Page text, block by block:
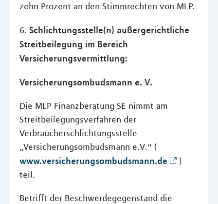
zehn Prozent an den Stimmrechten von MLP.
6. Schlichtungsstelle(n) außergerichtliche
Streitbeilegung im Bereich
Versicherungsvermittlung:
Versicherungsombudsmann e. V.
Die MLP Finanzberatung SE nimmt am
Streitbeilegungsverfahren der
Verbraucherschlichtungsstelle
„Versicherungsombudsmann e.V.“ (
www.versicherungsombudsmann.de
)
teil.
Betrifft der Beschwerdegegenstand die